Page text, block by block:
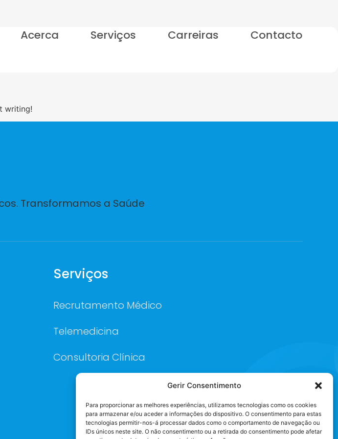
Gerir Consentimento
Para proporcionar as melhores experiências, utilizamos tecnologias como os cookies
para armazenar e/ou aceder a informações do dispositivo. O consentimento para estas
tecnologias permitir-nos-á processar dados como o comportamento de navegação ou
IDs únicos neste site. O não consentimento ou a retirada do consentimento pode afetar
Acerca Serviços Carreiras Contacto
writing!
Transformamos a Saúde
Serviços
Recrutamento Médico
Telemedicina
Consultoria Clínica